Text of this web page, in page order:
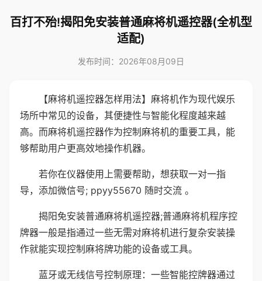
百打不殆!揭阳免安装普通麻将机遥控器(全机型
适配)
发布时间：2026年08月09日
【麻将机遥控器怎样用法】麻将机作为现代娱乐
场所中常见的设备，其便捷性与智能化程度越来越
高。而麻将机遥控器作为控制麻将机的重要工具，能
够帮助用户更高效地操作机器。
若你在仪器使用上需要帮助，想获取一对一指
导，添加微信号; ppyy55670 随时交流 。
揭阳免安装普通麻将机遥控器;普通麻将机程序控
牌器一般是指通过一些无需对麻将机进行复杂安装操
作就能实现控制麻将牌功能的设备或工具。
蓝牙或无线信号控制原理：一些智能控牌器通过